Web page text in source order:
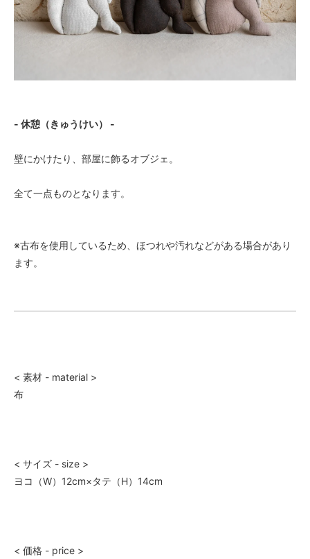
- 休憩（きゅうけい） -
壁にかけたり、部屋に飾るオブジェ。
全て一点ものとなります。
※古布を使用しているため、ほつれや汚れなどがある場合があり
ます。
< 素材 - material >
布
< サイズ - size >
ヨコ（W）12cm×タテ（H）14cm
< 価格 - price >